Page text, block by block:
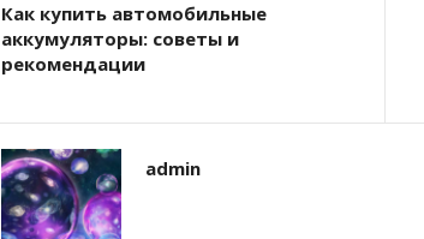
Как купить автомобильные
аккумуляторы: советы и
рекомендации
admin